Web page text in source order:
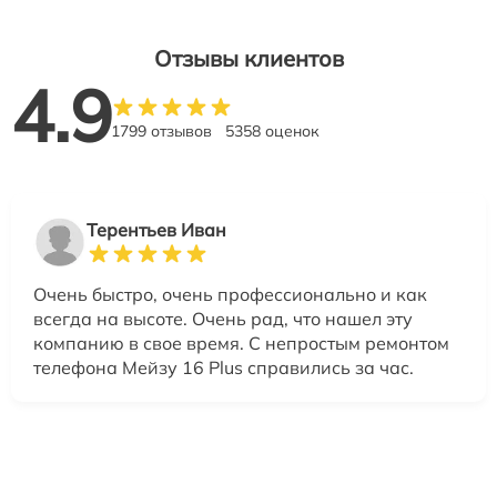
Отзывы клиентов
4.91799 отзывов 5358 оценок
Терентьев Иван
Очень быстро, очень профессионально и как
всегда на высоте. Очень рад, что нашел эту
компанию в свое время. С непростым ремонтом
телефона Мейзу 16 Plus справились за час.